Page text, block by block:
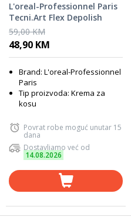
L'oreal-Professionnel Paris
Tecni.Art Flex Depolish
krema za oblikovanje kose
LP159884, 100 ml
59,00 KM
48,90 KM
Brand: L'oreal-Professionnel
Paris
Tip proizvoda: Krema za
kosu
Povrat robe moguć unutar 15
dana
Dostavljamo već od
14.08.2026